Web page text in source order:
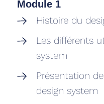
Module 1
Histoire du
Les différents
system
Présentation
design system